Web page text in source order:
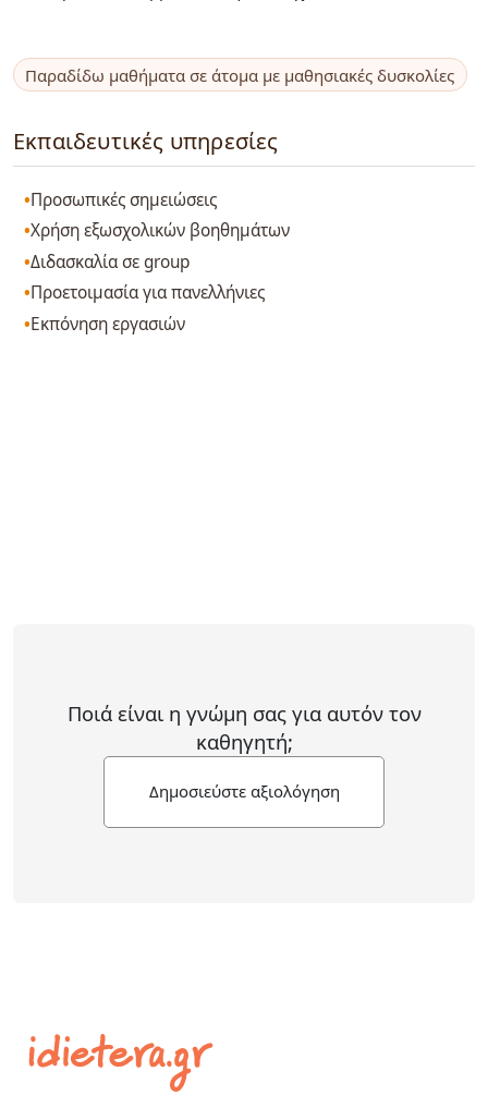
Παραδίδω μαθήματα σε άτομα με μαθησιακές δυσκολίες
Εκπαιδευτικές υπηρεσίες
Προσωπικές σημειώσεις
Χρήση εξωσχολικών βοηθημάτων
Διδασκαλία σε group
Προετοιμασία για πανελλήνιες
Εκπόνηση εργασιών
Ποιά είναι η γνώμη σας για αυτόν τον
καθηγητή;
Δημοσιεύστε αξιολόγηση